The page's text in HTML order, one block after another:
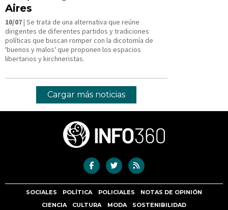
Aires
10/07| Se trata de una alternativa que reúne
dirigentes de diferentes partidos y tradiciones
políticas que buscan romper con la dicotomía de
'buenos y malos' que proponen los espacios
libertarios y kirchneristas.
Cargar más noticias
SOCIALES POLÍTICA POLICIALES
NOTAS DE OPINIÓN
CIENCIA
CULTURA MODA SOSTENIBILIDAD